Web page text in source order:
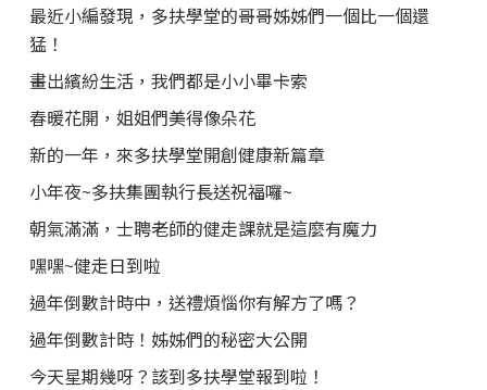
最近小編發現，多扶學堂的哥哥姊姊們一個比一個還
猛！
畫出繽紛生活，我們都是小小畢卡索
春暖花開，姐姐們美得像朵花
新的一年，來多扶學堂開創健康新篇章
小年夜~多扶集團執行長送祝福囉~
朝氣滿滿，士聘老師的健走課就是這麼有魔力
嘿嘿~健走日到啦
過年倒數計時中，送禮煩惱你有解方了嗎？
過年倒數計時！姊姊們的秘密大公開
今天星期幾呀？該到多扶學堂報到啦！